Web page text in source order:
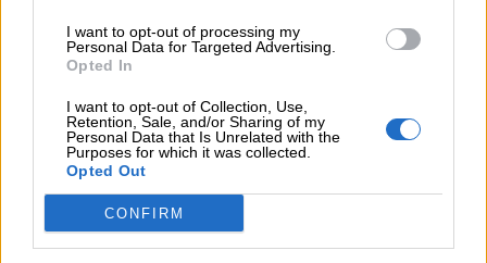
I want to opt-out of processing my
Personal Data for Targeted Advertising.
Opted In
I want to opt-out of Collection, Use,
Retention, Sale, and/or Sharing of my
Personal Data that Is Unrelated with the
Purposes for which it was collected.
Opted Out
CONFIRM
CURIOSITÀ
la pietra portafortuna è l’ametista.
SCOPRI I LIBRI DEI NOMI DI PORTALE
BAMBINI